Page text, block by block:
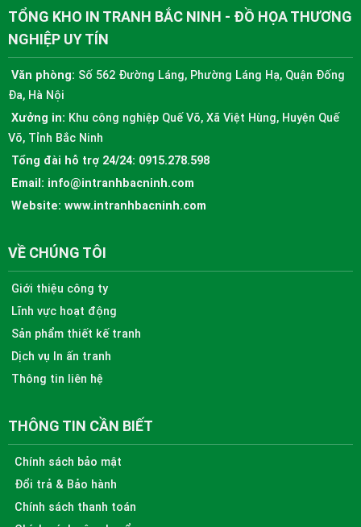
TỔNG KHO IN TRANH BẮC NINH - ĐỒ HỌA THƯƠNG
NGHIỆP UY TÍN
Văn phòng: Số 562 Đường Láng, Phường Láng Hạ, Quận Đống
Đa, Hà Nội
Xưởng in: Khu công nghiệp Quế Võ, Xã Việt Hùng, Huyện Quế
Võ, Tỉnh Bắc Ninh
Tổng đài hỗ trợ 24/24: 0915.278.598
Email: info@intranhbacninh.com
Website: www.intranhbacninh.com
VỀ CHÚNG TÔI
Giới thiệu công ty
Lĩnh vực hoạt động
Sản phẩm thiết kế tranh
Dịch vụ In ấn tranh
Thông tin liên hệ
THÔNG TIN CẦN BIẾT
Chính sách bảo mật
Đổi trả & Bảo hành
Chính sách thanh toán